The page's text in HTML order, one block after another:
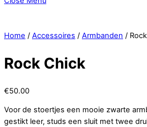
Home / Accessoires / Armbanden /
Rock Chick
€50.00
Voor de stoertjes een mooie zwarte
gestikt leer, studs een sluit met twee